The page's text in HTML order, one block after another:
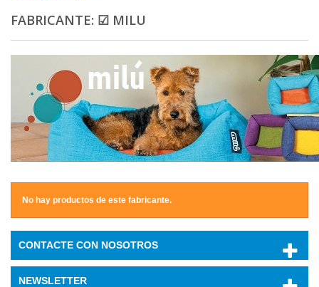
FABRICANTE: ☑ MILU
No hay productos de este fabricante.
CONTACTE CON NOSOTROS
NEWSLETTER